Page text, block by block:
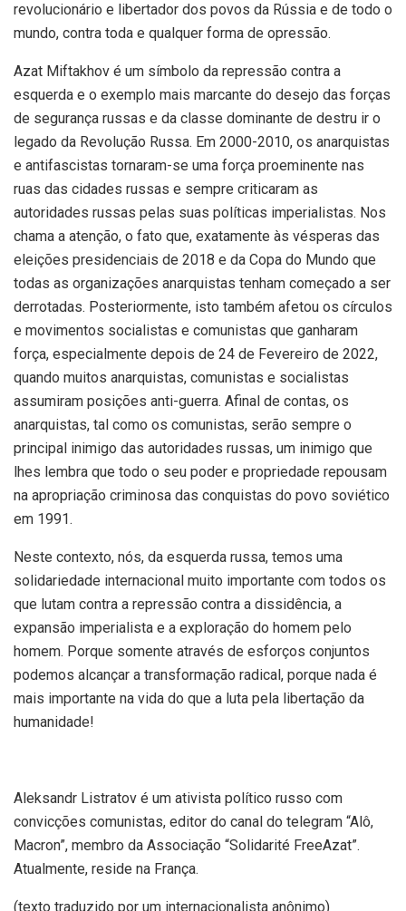
revolucionário e libertador dos povos da Rússia e de todo o
mundo, contra toda e qualquer forma de opressão.
Azat Miftakhov é um símbolo da repressão contra a
esquerda e o exemplo mais marcante do desejo das forças
de segurança russas e da classe dominante de destru ir o
legado da Revolução Russa. Em 2000-2010, os anarquistas
e antifascistas tornaram-se uma força proeminente nas
ruas das cidades russas e sempre criticaram as
autoridades russas pelas suas políticas imperialistas. Nos
chama a atenção, o fato que, exatamente às vésperas das
eleições presidenciais de 2018 e da Copa do Mundo que
todas as organizações anarquistas tenham começado a ser
derrotadas. Posteriormente, isto também afetou os círculos
e movimentos socialistas e comunistas que ganharam
força, especialmente depois de 24 de Fevereiro de 2022,
quando muitos anarquistas, comunistas e socialistas
assumiram posições anti-guerra. Afinal de contas, os
anarquistas, tal como os comunistas, serão sempre o
principal inimigo das autoridades russas, um inimigo que
lhes lembra que todo o seu poder e propriedade repousam
na apropriação criminosa das conquistas do povo soviético
em 1991.
Neste contexto, nós, da esquerda russa, temos uma
solidariedade internacional muito importante com todos os
que lutam contra a repressão contra a dissidência, a
expansão imperialista e a exploração do homem pelo
homem. Porque somente através de esforços conjuntos
podemos alcançar a transformação radical, porque nada é
mais importante na vida do que a luta pela libertação da
humanidade!
Aleksandr Listratov é um ativista político russo com
convicções comunistas, editor do canal do telegram “Alô,
Macron”, membro da Associação “Solidarité FreeAzat”.
Atualmente, reside na França.
(texto traduzido por um internacionalista anônimo)